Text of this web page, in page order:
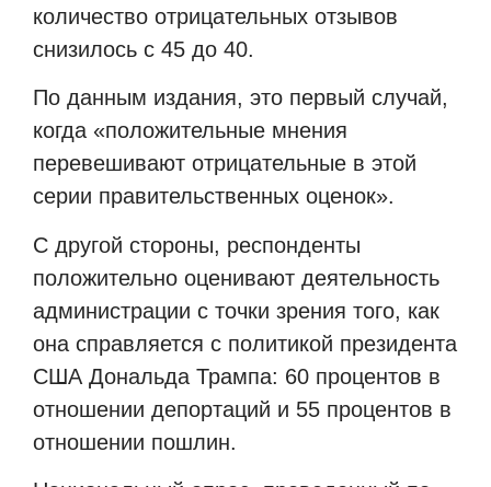
количество отрицательных отзывов
снизилось с 45 до 40.
По данным издания, это первый случай,
когда «положительные мнения
перевешивают отрицательные в этой
серии правительственных оценок».
С другой стороны, респонденты
положительно оценивают деятельность
администрации с точки зрения того, как
она справляется с политикой президента
США Дональда Трампа: 60 ​​процентов в
отношении депортаций и 55 процентов в
отношении пошлин.